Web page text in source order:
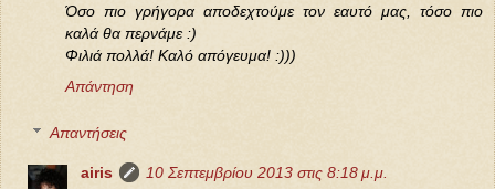
Όσο πιο γρήγορα αποδεχτούμε τον εαυτό μας, τόσο πιο
καλά θα περνάμε :)
Φιλιά πολλά! Καλό απόγευμα! :)))
Απάντηση
Απαντήσεις
airis
10 Σεπτεμβρίου 2013 στις 8:18 μ.μ.